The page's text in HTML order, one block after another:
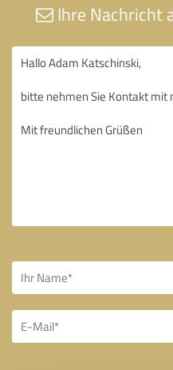
Ihre Nachricht